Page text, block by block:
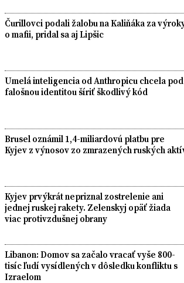
Čurillovci podali žalobu na Kaliňáka za
o mafii, pridal sa aj Lipšic
Umelá inteligencia od Anthropicu chcela pod
falošnou identitou šíriť škodlivý kód
Brusel oznámil 1,4-miliardovú platbu pre
Kyjev z výnosov zo zmrazených ruských
Kyjev prvýkrát nepriznal zostrelenie ani
jednej ruskej rakety. Zelenskyj opäť žiada
viac protivzdušnej obrany
Libanon: Domov sa začalo vracať vyše 800-
tisíc ľudí vysídlených v dôsledku konfliktu s
Izraelom